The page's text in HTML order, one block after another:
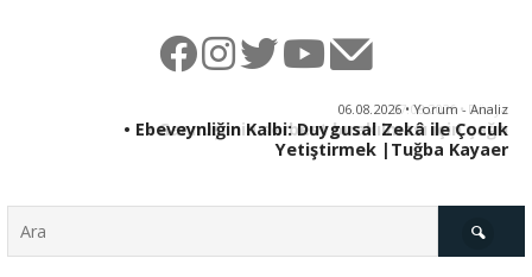
06.08.2026 • Yorum - Analiz
• Ebeveynliğin Kalbi: Duygusal Zekâ ile Çocuk
Yetiştirmek |Tuğba Kayaer